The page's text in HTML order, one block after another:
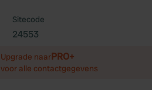
Sitecode
24553
Upgrade naarPRO+
voor alle contactgegevens